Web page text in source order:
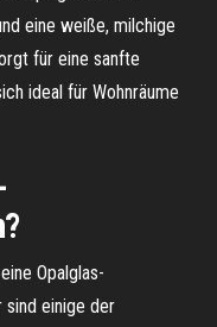
eine weiße, milchige
für eine sanfte
ideal für Wohnräume
Opalglas-
sind einige der